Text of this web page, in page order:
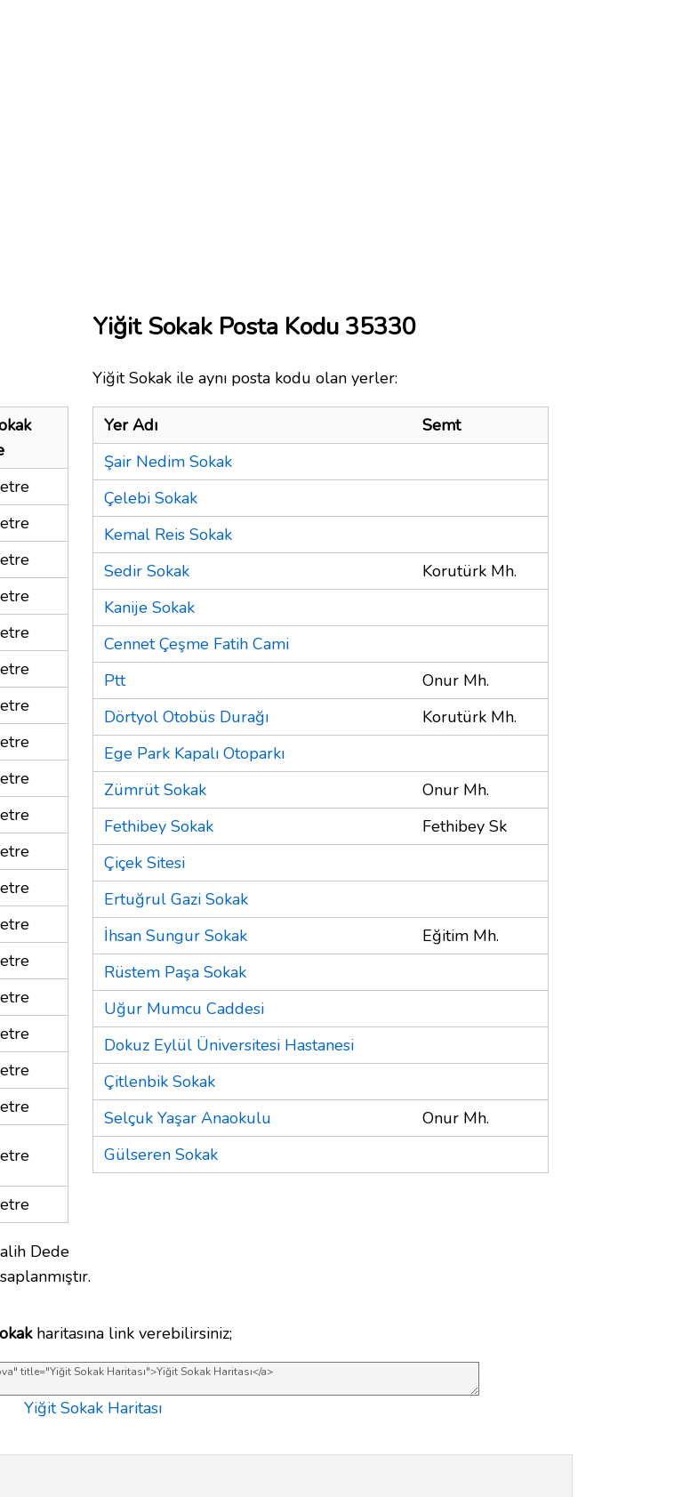
Dede
Yiğit Sokak Posta Kodu 35330
Yiğit Sokak ile aynı posta kodu olan yerler:
Yer Adı
Semt
Şair Nedim Sokak
Çelebi Sokak
Kemal Reis Sokak
Sedir Sokak
Korutürk Mh.
Kanije Sokak
Cennet Çeşme Fatih Cami
Ptt
Onur Mh.
Dörtyol Otobüs Durağı
Korutürk Mh.
Ege Park Kapalı Otoparkı
Zümrüt Sokak
Onur Mh.
Fethibey Sokak
Fethibey Sk
Çiçek Sitesi
Ertuğrul Gazi Sokak
İhsan Sungur Sokak
Eğitim Mh.
Rüstem Paşa Sokak
Uğur Mumcu Caddesi
Dokuz Eylül Üniversitesi Hastanesi
Çitlenbik Sokak
Selçuk Yaşar Anaokulu
Onur Mh.
Gülseren Sokak
haritasına link verebilirsiniz;
Yiğit Sokak Haritası